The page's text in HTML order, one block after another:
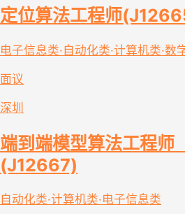
定位算法工程师
电子信息类·自动化类·计算机类·数
面议
深圳
端到端模型算法工程师
(J12667)
自动化类·计算机类·电子信息类